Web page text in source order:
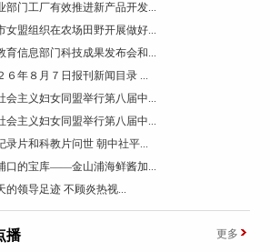
部门工厂有效推进新产品开发...
女盟组织在农场田野开展做好...
育信息部门科技成果发布会和...
６年８月７日报刊新闻目录 ...
会主义妇女同盟举行第八届中...
会主义妇女同盟举行第八届中...
录片和科教片问世 朝中社平...
口的宝库——金山浦海鲜酱加...
的领导足迹 不顾炎热视...
播 更多